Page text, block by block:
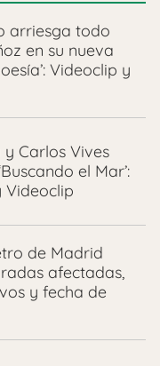
arriesga todo
en su nueva
Videoclip y
Carlos Vives
el Mar’:
Videoclip
de Madrid
afectadas,
y fecha de